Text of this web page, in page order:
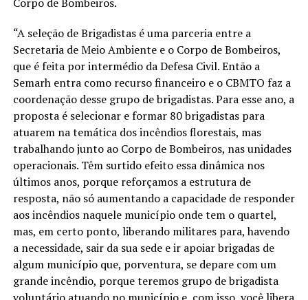
“A seleção de Brigadistas é uma parceria entre a
Secretaria de Meio Ambiente e o Corpo de Bombeiros,
que é feita por intermédio da Defesa Civil. Então a
Semarh entra como recurso financeiro e o CBMTO faz a
coordenação desse grupo de brigadistas. Para esse ano, a
proposta é selecionar e formar 80 brigadistas para
atuarem na temática dos incêndios florestais, mas
trabalhando junto ao Corpo de Bombeiros, nas unidades
operacionais. Têm surtido efeito essa dinâmica nos
últimos anos, porque reforçamos a estrutura de
resposta, não só aumentando a capacidade de responder
aos incêndios naquele município onde tem o quartel,
mas, em certo ponto, liberando militares para, havendo
a necessidade, sair da sua sede e ir apoiar brigadas de
algum município que, porventura, se depare com um
grande incêndio, porque teremos grupo de brigadista